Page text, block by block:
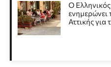
Ο
ενημερώνει
Αττικής για